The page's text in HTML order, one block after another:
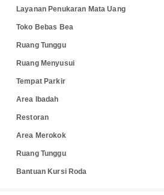
Layanan Penukaran Mata Uang
Toko Bebas Bea
Ruang Tunggu
Ruang Menyusui
Tempat Parkir
Area Ibadah
Restoran
Area Merokok
Ruang Tunggu
Bantuan Kursi Roda